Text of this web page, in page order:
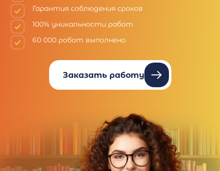
Гарантия соблюдения сроков
100% уникальности работ
60 000 робот выполнено
Заказать работу